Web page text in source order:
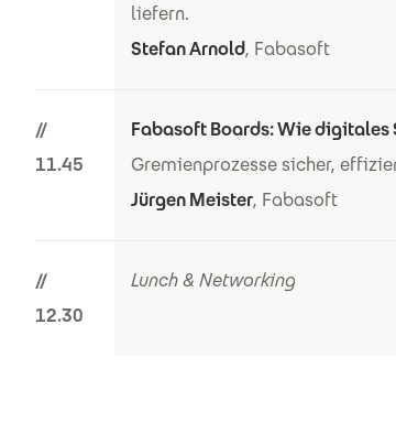
liefern.
Stefan Arnold, Fabasoft
//
11.45
Fabasoft Boards: Wie
Gremienprozesse sicher,
Jürgen Meister, Fabasoft
//
12.30
Lunch & Networking